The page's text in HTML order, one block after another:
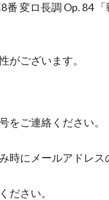
番 変ロ長調 Op. 84 「
がございます。
ご連絡ください。
時にメールアドレス
ださい。